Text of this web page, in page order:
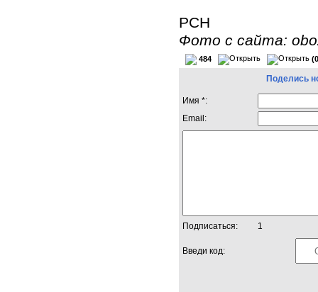
РСН
Фото с сайта:
484
Поделись
Имя *:
Email:
Подписаться: 1
Введи код: